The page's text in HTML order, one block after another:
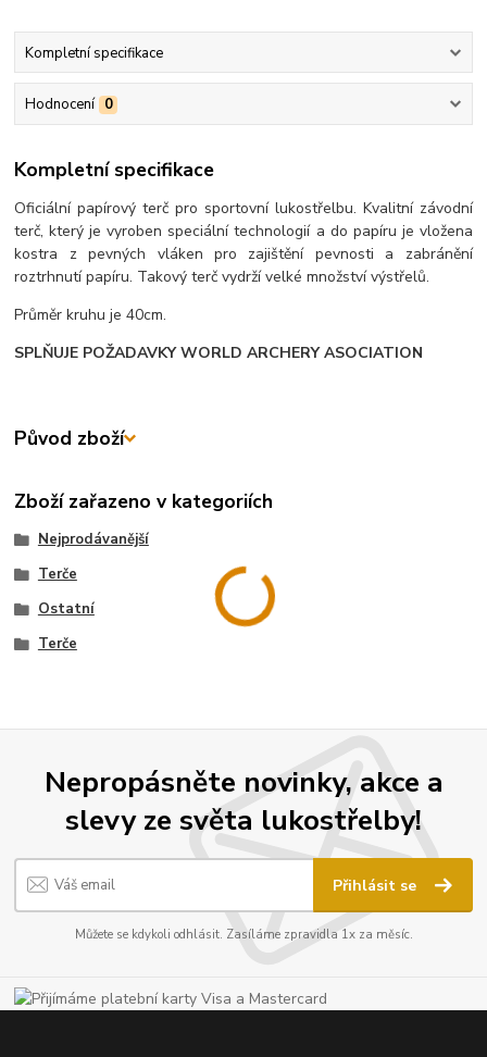
Kompletní specifikace
Hodnocení 0
Kompletní specifikace
Oficiální papírový terč pro sportovní lukostřelbu. Kvalitní závodní
terč, který je vyroben speciální technologií a do papíru je vložena
kostra z pevných vláken pro zajištění pevnosti a zabránění
roztrhnutí papíru. Takový terč vydrží velké množství výstřelů.
Průměr kruhu je 40cm.
SPLŇUJE POŽADAVKY WORLD ARCHERY ASOCIATION
Původ zboží
Zboží zařazeno v kategoriích
Nejprodávanější
Terče
Ostatní
Terče
Nepropásněte novinky, akce a
slevy ze světa lukostřelby!
Přihlásit se
Můžete se kdykoli odhlásit. Zasíláme zpravidla 1x za měsíc.